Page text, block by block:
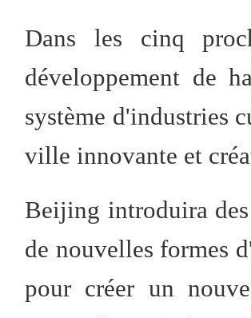
Dans les cinq
développement de
système d'industries
ville innovante et
Beijing introduira
de nouvelles formes
pour créer un